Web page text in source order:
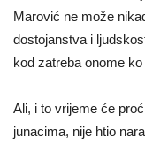
Marović ne može
dostojanstva i
kod zatreba onome
Ali, i to vrijeme će
junacima, nije htio